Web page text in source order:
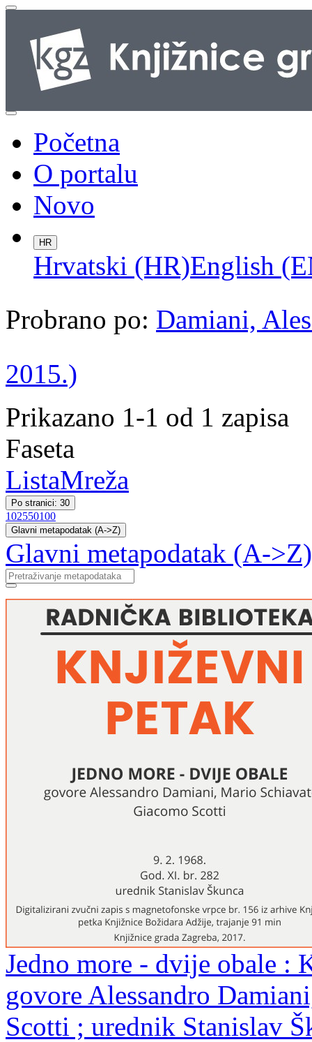
Početna
O portalu
Novo
HR
Hrvatski (HR)English
Probrano po: Damiani,
2015.)
Prikazano 1-1 od 1 zapisa
Faseta
ListaMreža
Po stranici: 30
102550100
Glavni metapodatak (A->Z)
Glavni metapodatak (A->Z)
Jedno more - dvije obale :
govore Alessandro
Scotti ; urednik Stanislav